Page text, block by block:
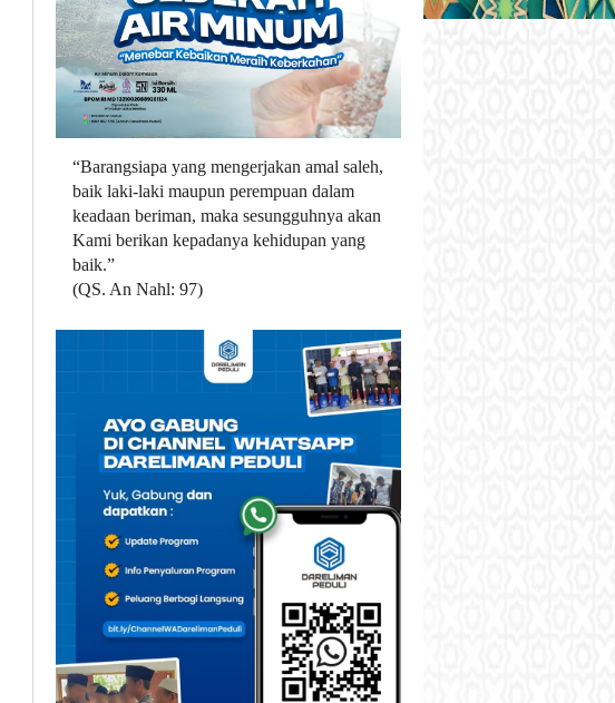
“Barangsiapa yang mengerjakan amal saleh,
baik laki-laki maupun perempuan dalam
keadaan beriman, maka sesungguhnya akan
Kami berikan kepadanya kehidupan yang
baik.”
(QS. An Nahl: 97)